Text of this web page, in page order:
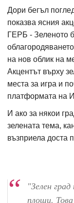
Дори бегъл
показва ясния
ГЕРБ - Зеленото
на нов облик на
Акцентът върху
места за игра и
платформата на
И ако за някои
зелената тема,
възприела доста
"Зелен град
площи.